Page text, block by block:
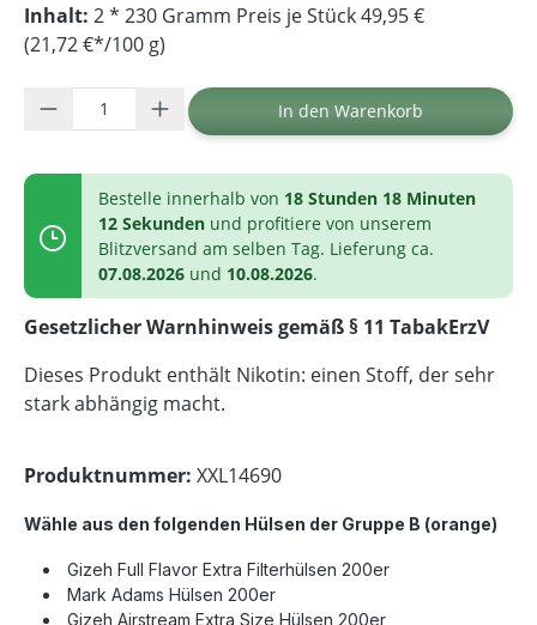
Inhalt: 2 * 230 Gramm Preis je Stück 49,95 €
(21,72 €*/100 g)
Produkt Anzahl: Gib den gewünschten
In den Warenkorb
Bestelle innerhalb von 18 Stunden 18 Minuten
11 Sekunden und profitiere von unserem
Blitzversand am selben Tag. Lieferung ca.
07.08.2026 und 10.08.2026.
Gesetzlicher Warnhinweis gemäß § 11 TabakErzV
Dieses Produkt enthält Nikotin: einen Stoff, der sehr
stark abhängig macht.
Produktnummer: XXL14690
Wähle aus den folgenden Hülsen der Gruppe B (orange)
Gizeh Full Flavor Extra Filterhülsen 200er
Mark Adams Hülsen 200er
Gizeh Airstream Extra Size Hülsen 200er